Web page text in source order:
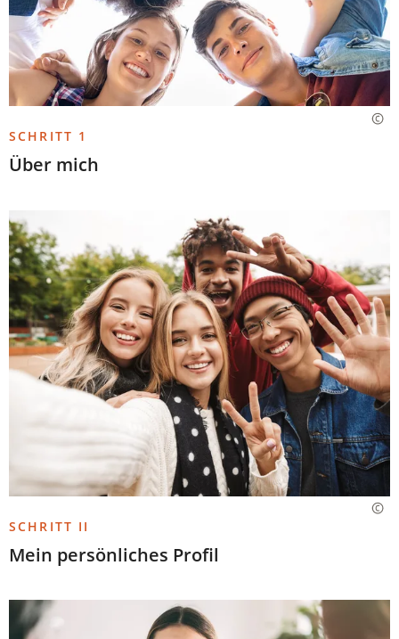
SCHRITT 1
Über mich
SCHRITT II
Mein persönliches Profil